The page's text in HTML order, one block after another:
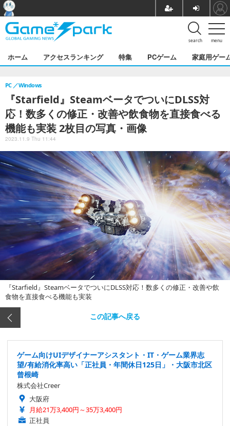
menu
search
ホーム アクセスランキング 特集 PCゲーム 家庭用ゲー
『Starfield』SteamベータでついにDLSS対
応！数多くの修正・改善や飲食物を直接食べる
機能も実装 2枚目の写真・画像
PC Windows
2023.11.9 Thu 11:44
『Starfield』SteamベータでついにDLSS対応！数多くの修正・改善や飲
食物を直接食べる機能も実装
この記事へ戻る
ゲーム向けUIデザイナーアシスタント・IT・ゲーム業界志
望/有給消化率高い「正社員・年間休日125日」・大阪市北区
曾根崎
株式会社Creer
大阪府
月給21万3,400円～35万3,400円
正社員